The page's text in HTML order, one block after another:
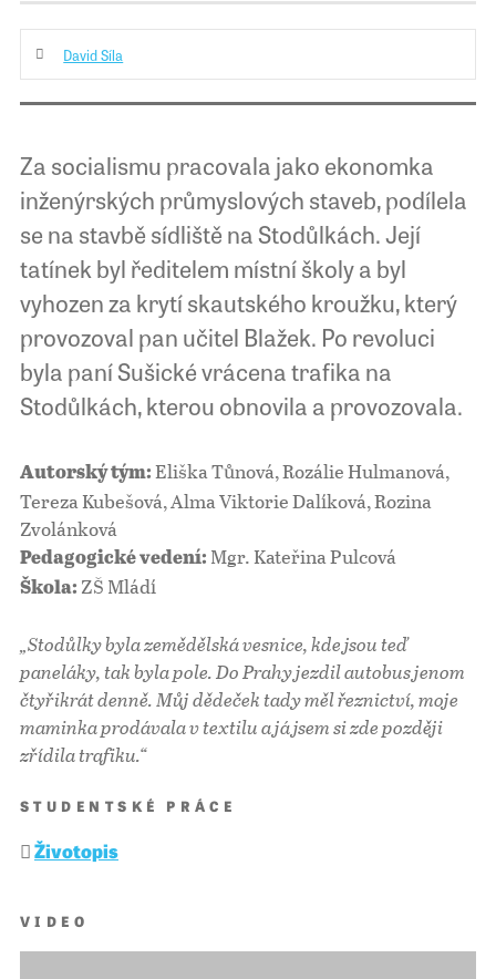
David Síla
Za socialismu pracovala jako ekonomka
inženýrských průmyslových staveb, podílela
se na stavbě sídliště na Stodůlkách. Její
tatínek byl ředitelem místní školy a byl
vyhozen za krytí skautského kroužku, který
provozoval pan učitel Blažek. Po revoluci
byla paní Sušické vrácena trafika na
Stodůlkách, kterou obnovila a provozovala.
Autorský tým: Eliška Tůnová, Rozálie Hulmanová,
Tereza Kubešová, Alma Viktorie Dalíková, Rozina
Zvolánková
Pedagogické vedení: Mgr. Kateřina Pulcová
Škola: ZŠ Mládí
„Stodůlky byla zemědělská vesnice, kde jsou teď
paneláky, tak byla pole. Do Prahy jezdil autobus jenom
čtyřikrát denně. Můj dědeček tady měl řeznictví, moje
maminka prodávala v textilu a já jsem si zde později
zřídila trafiku.“
STUDENTSKÉ PRÁCE
Životopis
VIDEO